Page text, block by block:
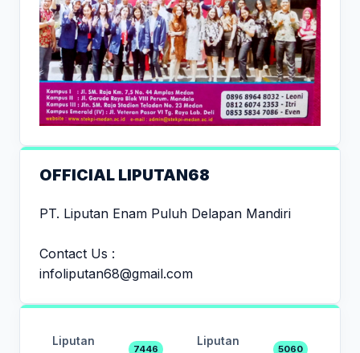
OFFICIAL LIPUTAN68
PT. Liputan Enam Puluh Delapan Mandiri
Contact Us :
infoliputan68@gmail.com
Liputan
7446
Liputan
5060